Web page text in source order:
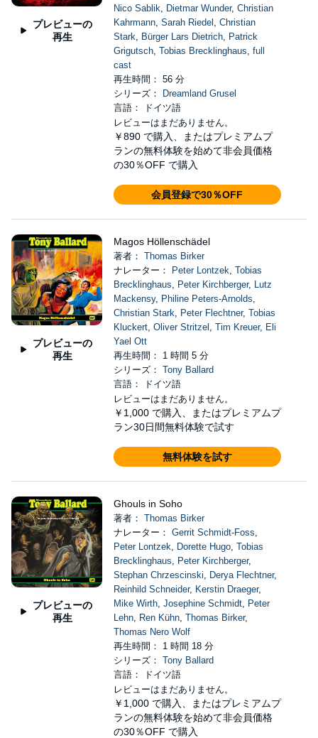
プレビューの
再生
Nico Sablik, Dietmar Wunder, Christian
Kahrmann, Sarah Riedel , Christian
Stark, Bürger Lars Dietrich, Patrick
Grigutsch, Tobias Brecklinghaus, full
cast
再生時間： 56 分
シリーズ：
Dreamland Grusel
言語： ドイツ語
レビューはまだありません。
￥890 で購入、またはプレミアムプ
ランの無料体験を始めて非会員価格
の30％OFF で購入
会員登録で30％OFF
プレビューの
再生
Magos Höllenschädel
著者： Thomas Birker
ナレーター：
Peter Lontzek, Tobias
Brecklinghaus, Peter Kirchberger, Lutz
Mackensy, Philine Peters-Arnolds,
Christian Stark, Peter Flechtner, Tobias
Kluckert, Oliver Stritzel , Tim Kreuer, Eli
Yael Ott
再生時間： 1 時間 5 分
シリーズ： Tony Ballard
言語： ドイツ語
レビューはまだありません。
￥1,000 で購入、またはプレミアムプ
ラン30日間無料体験で試す
無料体験を試す
プレビューの
再生
Ghouls in Soho
著者： Thomas Birker
ナレーター： Gerrit Schmidt-Foss,
Peter Lontzek, Dorette Hugo, Tobias
Brecklinghaus, Peter Kirchberger,
Stephan Chrzescinski, Derya Flechtner,
Reinhild Schneider, Kerstin Draeger,
Mike Wirth, Josephine Schmidt, Peter
Lehn, Ren Kühn, Thomas Birker,
Thomas Nero Wolf
再生時間： 1 時間 18 分
シリーズ： Tony Ballard
言語： ドイツ語
レビューはまだありません。
￥1,000 で購入、またはプレミアムプ
ランの無料体験を始めて非会員価格
の30％OFF で購入